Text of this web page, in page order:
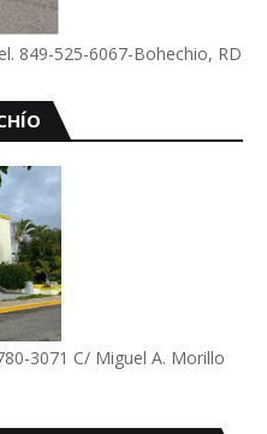
849-525-6067-Bohechio, RD
3071 C/ Miguel A. Morillo